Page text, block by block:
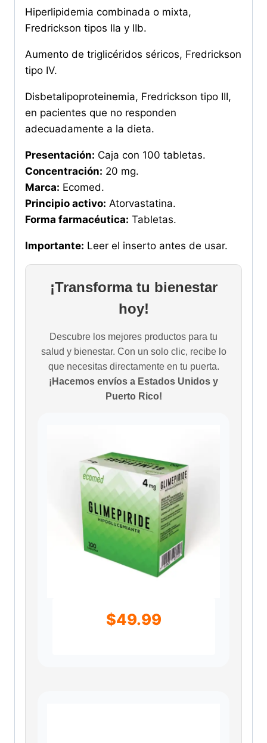
Hiperlipidemia combinada o mixta,
Fredrickson tipos IIa y IIb.
Aumento de triglicéridos séricos, Fredrickson
tipo IV.
Disbetalipoproteinemia, Fredrickson tipo III,
en pacientes que no responden
adecuadamente a la dieta.
Presentación: Caja con 100 tabletas.
Concentración: 20 mg.
Marca: Ecomed.
Principio activo: Atorvastatina.
Forma farmacéutica: Tabletas.
Importante: Leer el inserto antes de usar.
¡Transforma tu bienestar
hoy!
Descubre los mejores productos para tu
salud y bienestar. Con un solo clic, recibe lo
que necesitas directamente en tu puerta.
¡Hacemos envíos a Estados Unidos y
Puerto Rico!
$49.99